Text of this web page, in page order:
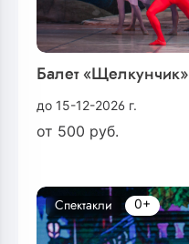
Балет «Щелкунчик»
до 15-12-2026 г.
от 500 руб.
Спектакли 0+